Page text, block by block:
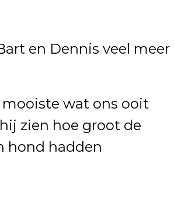
en Dennis veel meer
wat ons ooit
zien hoe groot de
hond hadden